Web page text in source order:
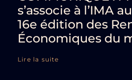
s’associe à l’IMA
16e édition des
Économiques du
Lire la suite